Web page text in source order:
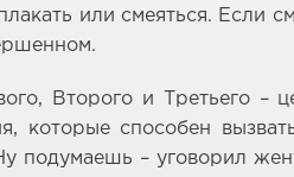
или смеяться. Если
Второго и Третьего –
которые способен
подумаешь – уговорил